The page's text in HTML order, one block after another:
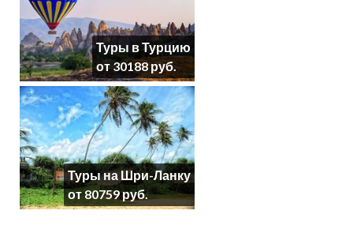
Туры в Турцию
от 30188 руб.
Туры на Шри-Ланку
от 80759 руб.